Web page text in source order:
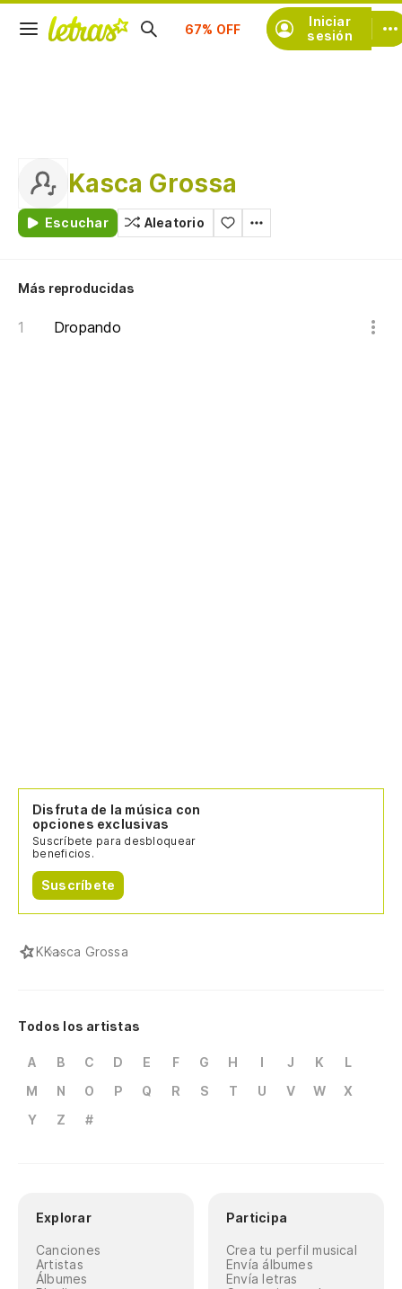
Iniciar
sesión
Suscríbete
Kasca Grossa
Escuchar Aleatorio
Más reproducidas
Dropando
Disfruta de la música con
opciones exclusivas
Suscríbete para desbloquear
beneficios.
Suscríbete
KKasca Grossa
Todos los artistas
A B C D E F G H I J K
L
M
N O P Q R S T U V W
X
Y
Z #
Explorar
Canciones
Artistas
Álbumes
Participa
Crea tu perfil musical
Envía álbumes
Envía letras